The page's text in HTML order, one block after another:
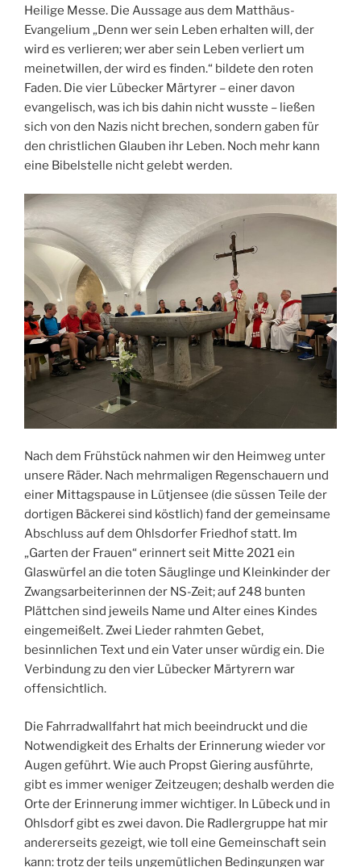
Heilige Messe. Die Aussage aus dem Matthäus-
Evangelium „Denn wer sein Leben erhalten will, der
wird es verlieren; wer aber sein Leben verliert um
meinetwillen, der wird es finden.“ bildete den roten
Faden. Die vier Lübecker Märtyrer – einer davon
evangelisch, was ich bis dahin nicht wusste – ließen
sich von den Nazis nicht brechen, sondern gaben für
den christlichen Glauben ihr Leben. Noch mehr kann
eine Bibelstelle nicht gelebt werden.
Nach dem Frühstück nahmen wir den Heimweg unter
unsere Räder. Nach mehrmaligen Regenschauern und
einer Mittagspause in Lütjensee (die süssen Teile der
dortigen Bäckerei sind köstlich) fand der gemeinsame
Abschluss auf dem Ohlsdorfer Friedhof statt. Im
„Garten der Frauen“ erinnert seit Mitte 2021 ein
Glaswürfel an die toten Säuglinge und Kleinkinder der
Zwangsarbeiterinnen der NS-Zeit; auf 248 bunten
Plättchen sind jeweils Name und Alter eines Kindes
eingemeißelt. Zwei Lieder rahmten Gebet,
besinnlichen Text und ein Vater unser würdig ein. Die
Verbindung zu den vier Lübecker Märtyrern war
offensichtlich.
Die Fahrradwallfahrt hat mich beeindruckt und die
Notwendigkeit des Erhalts der Erinnerung wieder vor
Augen geführt. Wie auch Propst Giering ausführte,
gibt es immer weniger Zeitzeugen; deshalb werden die
Orte der Erinnerung immer wichtiger. In Lübeck und in
Ohlsdorf gibt es zwei davon. Die Radlergruppe hat mir
andererseits gezeigt, wie toll eine Gemeinschaft sein
kann: trotz der teils ungemütlichen Bedingungen war